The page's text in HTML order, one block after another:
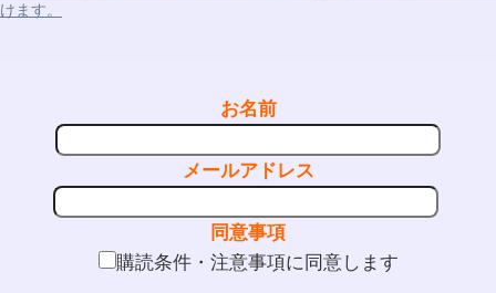
けます。
お名前
メールアドレス
同意事項
購読条件・注意事項に同意します